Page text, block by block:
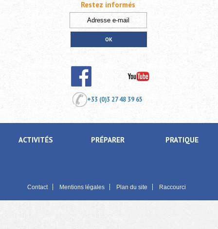
+33 (0)3 27 48 39 65
ACTIVITÉS PRÉPARER PRATIQUE
Contact Mentions légales Plan du site Raccourci
Restez informés